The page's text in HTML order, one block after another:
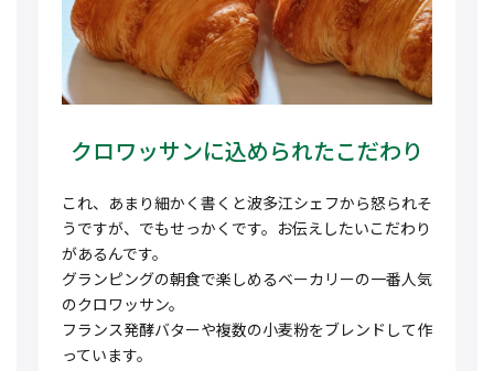
うですが、でもせっかくです。お伝えしたいこだわり
があるんです。
グランピングの朝食で楽しめるベーカリーの一番人気
のクロワッサン。
フランス発酵バターや複数の小麦粉をブレンドして作
っています。
原材料ってパンの場合かなり味を左右するので、そこ